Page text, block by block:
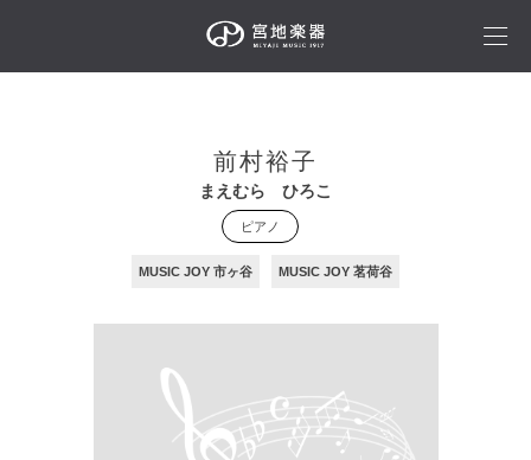
前村裕子
まえむら ひろこ
ピアノ
MUSIC JOY 市ヶ谷 MUSIC JOY 茗荷谷